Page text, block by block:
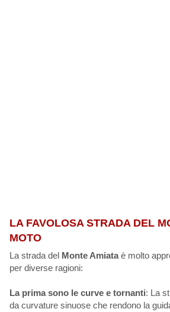
LA FAVOLOSA STRADA DEL
MOTO
La strada del Monte Amiataè molto
per diverse ragioni:
La prima sono le curve e tornanti: La
da curvature sinuose che rendono la